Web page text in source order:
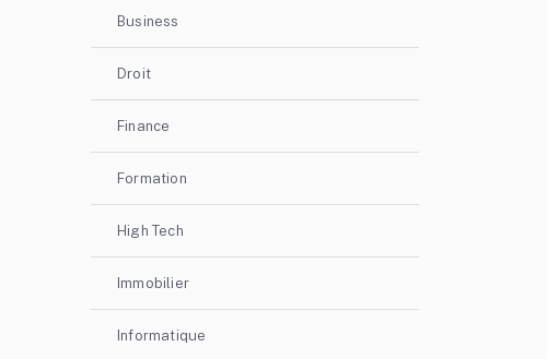
Business
Droit
Finance
Formation
High Tech
Immobilier
Informatique